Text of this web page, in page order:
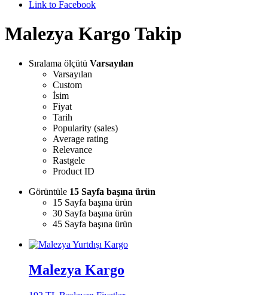
Link to Facebook
Malezya Kargo Takip
Sıralama ölçütü Varsayılan
Varsayılan
Custom
İsim
Fiyat
Tarih
Popularity (sales)
Average rating
Relevance
Rastgele
Product ID
Görüntüle 15 Sayfa başına ürün
15 Sayfa başına ürün
30 Sayfa başına ürün
45 Sayfa başına ürün
Malezya Kargo